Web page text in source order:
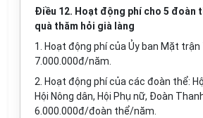
Điều 12. Hoạt động phí cho 5 đoàn
quà thăm hỏi già làng
1. Hoạt động phí của Ủy ban Mặt trận
7.000.000đ/năm.
2. Hoạt động phí của các đoàn thể:
Hội Nông dân, Hội Phụ nữ, Đoàn
6.000.000đ/đoàn thể/năm.